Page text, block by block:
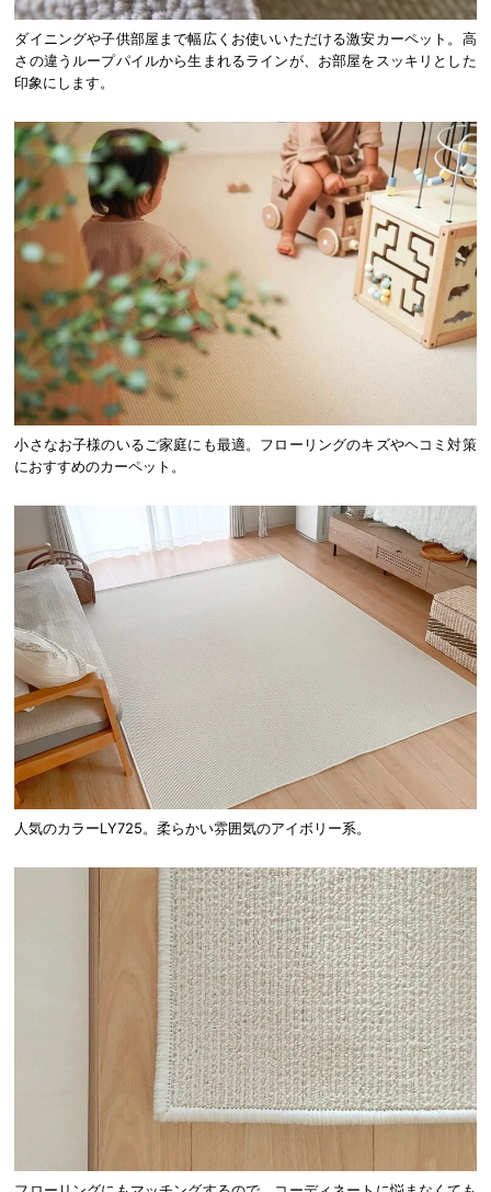
ダイニングや子供部屋まで幅広くお使いいただける激安カーペット。高
さの違うループパイルから生まれるラインが、お部屋をスッキリとした
印象にします。
小さなお子様のいるご家庭にも最適。フローリングのキズやヘコミ対策
におすすめのカーペット。
人気のカラーLY725。柔らかい雰囲気のアイボリー系。